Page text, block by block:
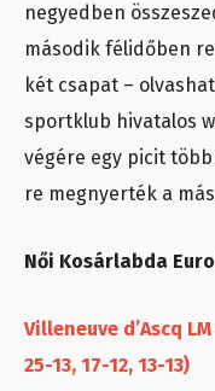
negyedben
második félidőben
két csapat –
sportklub hivatalos
végére egy picit
re megnyerték a
Női Kosárlabda
Villeneuve d’Ascq
25-13, 17-12, 13-13)